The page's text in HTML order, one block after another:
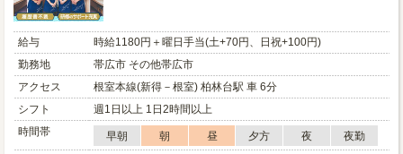
給与
時給1180円＋曜日手当(土+70円、日祝+100円)
勤務地
帯広市 その他帯広市
アクセス
根室本線(新得－根室) 柏林台駅 車 6分
シフト
週1日以上 1日2時間以上
時間帯
早朝 朝 昼 夕方 夜
夜勤